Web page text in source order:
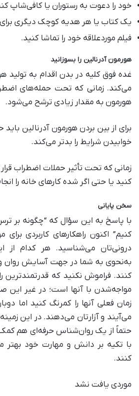
خود را دعوت به رستوران یا کافی‌شاپ
یک کتاب یا هر هدیه کوچک دیگری
فیلم موردعلاقه خود را تماشا کنید.
هورمون آدرنالین را بسوزانید
غده فوق کلیه در بدن اقدام به تولید
می‌کند. زمانی که تحت حمله‌های
هورمون به مقدار زیادی ترشح می‌شود.
برای از بین بردن هورمون آدرنالین
خوابیدن شرایط را بدتر می‌کند.
زمانی که تحت تأثیر حملات اضطراب قرار
کنید یا حتی اگر شده کار‌های خانه را
سخن پایانی
با پاسخ به این سؤال که “چگونه بر
کنیم” اکنون راهکار‌های کاربردی
درونی‌تان می‌شناسید. هر کدام از
به‌نحوی به شما در جهت آسایش روان
کنند. فراموش نکنید که قدرتمندترین
مواجه‌شدن با آنها است؛ در غیر این
زمان فعلی آنها را کمرنگ کنید اما
می‌آیند و آزارتان می‌دهند. در این
حتماً از یک روان‌شناس حرفه‌ای هم
با تکیه بر دانش و مهارت خود بهتر
کنند.
موردی یافت نشد